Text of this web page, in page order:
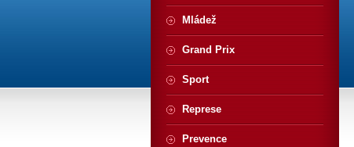
Mládež
Grand Prix
Sport
Represe
Prevence